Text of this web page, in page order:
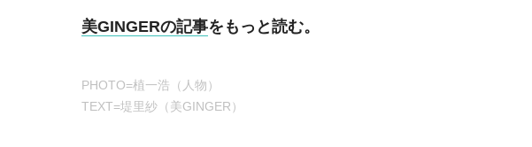
美GINGERの記事をもっと読む。
PHOTO=植一浩（人物）
TEXT=堤里紗（美GINGER）